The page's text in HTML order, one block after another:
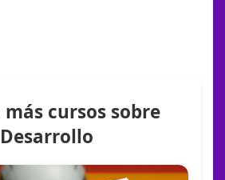
más cursos sobre
Desarrollo